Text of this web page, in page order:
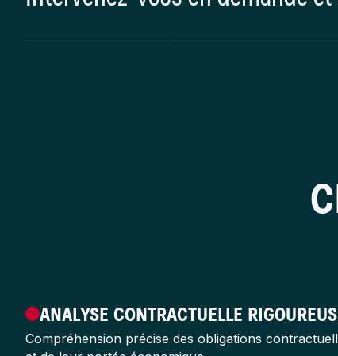
ANALYSE CONTRACTUELLE
Compréhension précise des obligations